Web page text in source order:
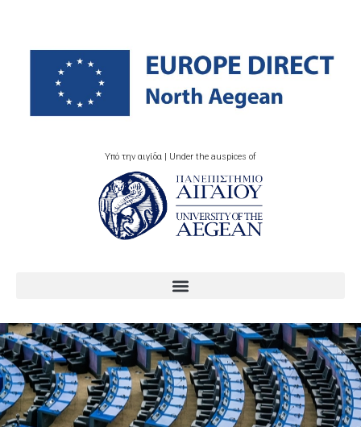
Υπό την αιγίδα | Under the auspices of